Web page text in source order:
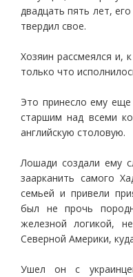
двадцать пять лет,
твердил свое.
Хозяин рассмеялся и,
только что
Это принесло ему
старшим над всеми
английскую столовую.
Лошади создали ему
заарканить самого
семьей и привели
был не прочь
железной логикой,
Северной Америки,
Ушел он с